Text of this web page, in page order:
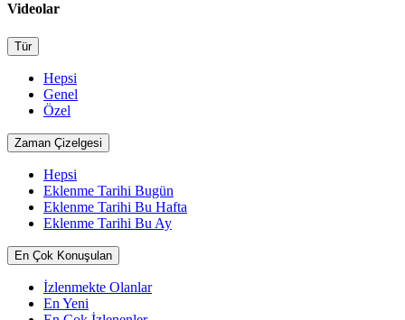
Videolar
Tür
Hepsi
Genel
Özel
Zaman Çizelgesi
Hepsi
Eklenme Tarihi Bugün
Eklenme Tarihi Bu Hafta
Eklenme Tarihi Bu Ay
En Çok Konuşulan
İzlenmekte Olanlar
En Yeni